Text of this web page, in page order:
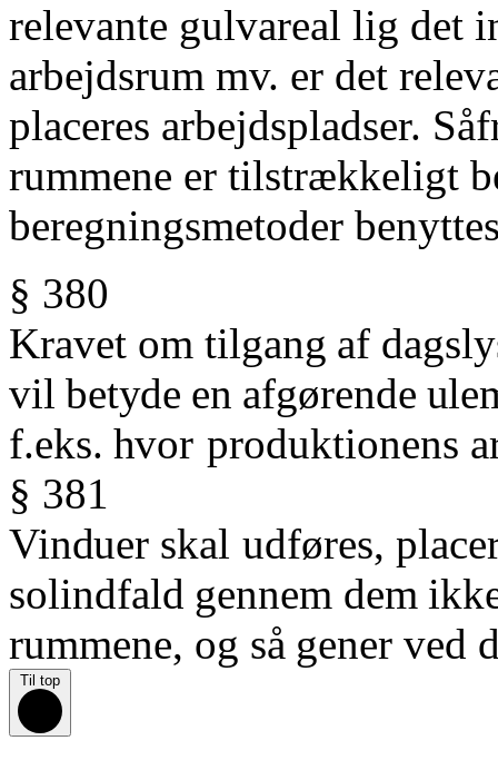
relevante gulvareal lig det
arbejdsrum mv. er det
placeres arbejdspladser. S
rummene er tilstrækkeligt
beregningsmetoder
§ 380
Kravet om tilgang af
vil betyde en afgørende
f.eks. hvor produktionens
§ 381
Vinduer skal udføres,
solindfald gennem dem
rummene, og så gener ved
Til top